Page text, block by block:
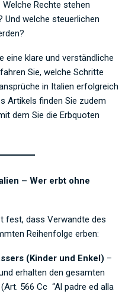
Rechte stehen
Und welche steuerlichen
eine klare und verständliche
Sie, welche Schritte
in Italien erfolgreich
Artikels finden Sie zudem
dem Sie die Erbquoten
– Wer erbt ohne
fest, dass Verwandte des
Reihenfolge erben:
(Kinder und Enkel) –
erhalten den gesamten
566 Cc “Al padre ed alla